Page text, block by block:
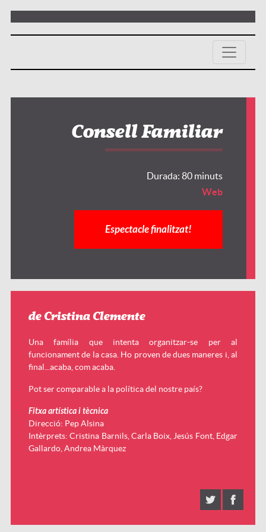
de Cristina Clemente
Una família que intenta organitzar-se per al
funcionament de la casa. Ho proven de dues maneres i, al
final...acaba, com acaba.
Pot ser comparable a la política del nostre país?
Fitxa artística i tècnica
Direcció: Pep Alsina
Intèrprets: Cristina Barnils, Carla Boix, Jesús Font, Edgar
Gallardo, Andrea Màrquez
Consell Familiar
Durada: 80 minuts
Web
Espectacle finalitzat!